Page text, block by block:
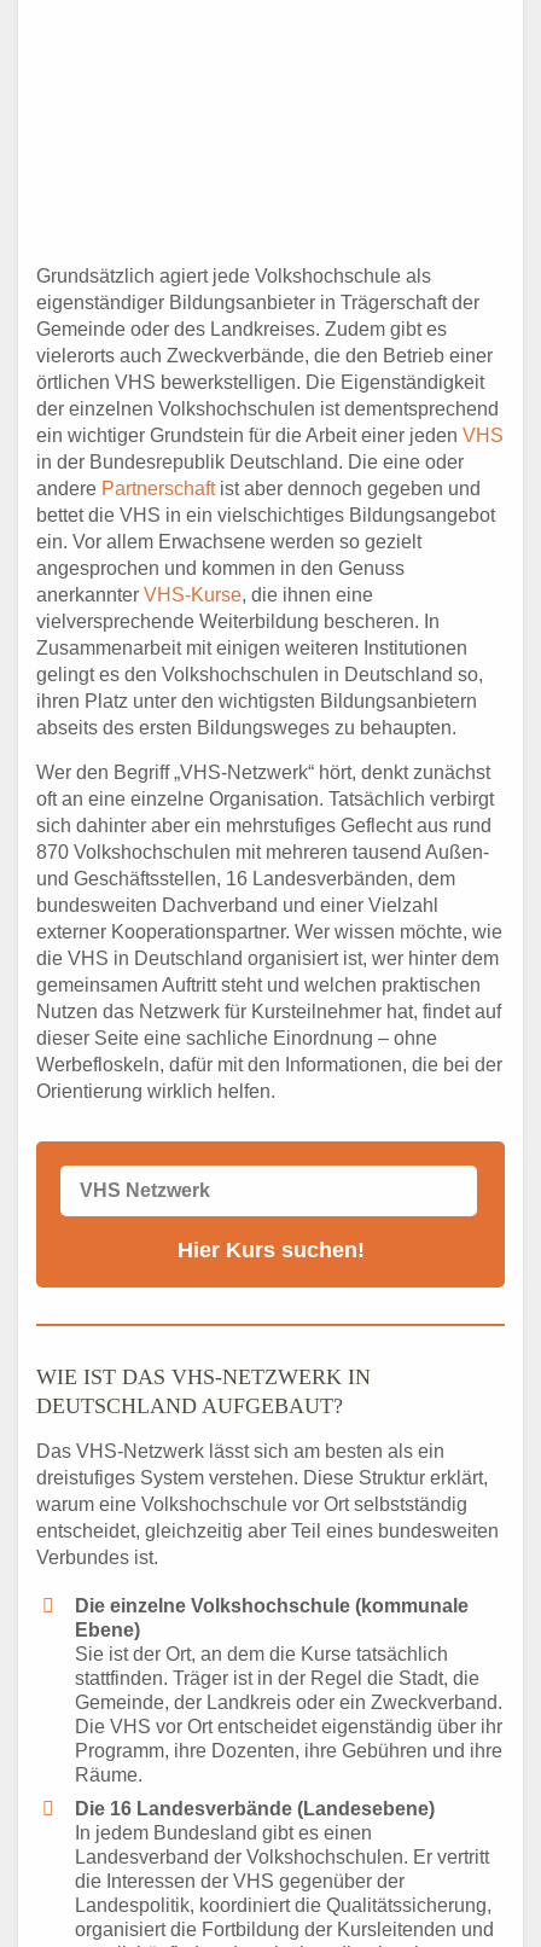
Grundsätzlich agiert jede Volkshochschule als
eigenständiger Bildungsanbieter in Trägerschaft der
Gemeinde oder des Landkreises. Zudem gibt es
vielerorts auch Zweckverbände, die den Betrieb einer
örtlichen VHS bewerkstelligen. Die Eigenständigkeit
der einzelnen Volkshochschulen ist dementsprechend
ein wichtiger Grundstein für die Arbeit einer jeden VHS
in der Bundesrepublik Deutschland. Die eine oder
andere Partnerschaftist aber dennoch gegeben und
bettet die VHS in ein vielschichtiges Bildungsangebot
ein. Vor allem Erwachsene werden so gezielt
angesprochen und kommen in den Genuss
anerkannter VHS-Kurse, die ihnen eine
vielversprechende Weiterbildung bescheren. In
Zusammenarbeit mit einigen weiteren Institutionen
gelingt es den Volkshochschulen in Deutschland so,
ihren Platz unter den wichtigsten Bildungsanbietern
abseits des ersten Bildungsweges zu behaupten.
Wer den Begriff „VHS-Netzwerk“ hört, denkt zunächst
oft an eine einzelne Organisation. Tatsächlich verbirgt
sich dahinter aber ein mehrstufiges Geflecht aus rund
870 Volkshochschulen mit mehreren tausend Außen-
und Geschäftsstellen, 16 Landesverbänden, dem
bundesweiten Dachverband und einer Vielzahl
externer Kooperationspartner. Wer wissen möchte, wie
die VHS in Deutschland organisiert ist, wer hinter dem
gemeinsamen Auftritt steht und welchen praktischen
Nutzen das Netzwerk für Kursteilnehmer hat, findet auf
dieser Seite eine sachliche Einordnung – ohne
Werbefloskeln, dafür mit den Informationen, die bei der
Orientierung wirklich helfen.
WIE IST DAS VHS-NETZWERK IN
DEUTSCHLAND AUFGEBAUT?
Das VHS-Netzwerk lässt sich am besten als ein
dreistufiges System verstehen. Diese Struktur erklärt,
warum eine Volkshochschule vor Ort selbstständig
entscheidet, gleichzeitig aber Teil eines bundesweiten
Verbundes ist.
Die einzelne Volkshochschule (kommunale
Ebene)
Sie ist der Ort, an dem die Kurse tatsächlich
stattfinden. Träger ist in der Regel die Stadt, die
Gemeinde, der Landkreis oder ein Zweckverband.
Die VHS vor Ort entscheidet eigenständig über ihr
Programm, ihre Dozenten, ihre Gebühren und ihre
Räume.
Die 16 Landesverbände (Landesebene)
In jedem Bundesland gibt es einen
Landesverband der Volkshochschulen. Er vertritt
die Interessen der VHS gegenüber der
Landespolitik, koordiniert die Qualitätssicherung,
organisiert die Fortbildung der Kursleitenden und